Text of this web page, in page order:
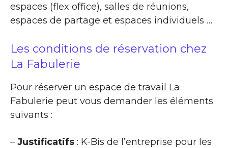
espaces (flex office), salles de réunions,
espaces de partage et espaces individuels …
Les conditions de réservation chez
La Fabulerie
Pour réserver un espace de travail La
Fabulerie peut vous demander les éléments
suivants :
– Justificatifs : K-Bis de l’entreprise pour les